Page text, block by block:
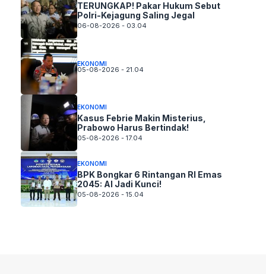
TERUNGKAP! Pakar Hukum Sebut
Polri-Kejagung Saling Jegal
06-08-2026 - 03.04
EKONOMI
05-08-2026 - 21.04
EKONOMI
Kasus Febrie Makin Misterius,
Prabowo Harus Bertindak!
05-08-2026 - 17.04
EKONOMI
BPK Bongkar 6 Rintangan RI Emas
2045: AI Jadi Kunci!
05-08-2026 - 15.04